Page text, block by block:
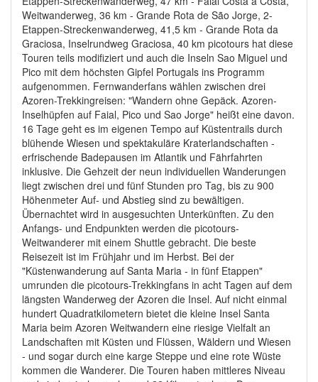
Weitwanderweg, 36 km - Grande Rota de São Jorge, 2-
Etappen-Streckenwanderweg, 41,5 km - Grande Rota da
Graciosa, Inselrundweg Graciosa, 40 km picotours hat diese
Touren teils modifiziert und auch die Inseln Sao Miguel und
Pico mit dem höchsten Gipfel Portugals ins Programm
aufgenommen. Fernwanderfans wählen zwischen drei
Azoren-Trekkingreisen: "Wandern ohne Gepäck. Azoren-
Inselhüpfen auf Faial, Pico und Sao Jorge" heißt eine davon.
16 Tage geht es im eigenen Tempo auf Küstentrails durch
blühende Wiesen und spektakuläre Kraterlandschaften -
erfrischende Badepausen im Atlantik und Fährfahrten
inklusive. Die Gehzeit der neun individuellen Wanderungen
liegt zwischen drei und fünf Stunden pro Tag, bis zu 900
Höhenmeter Auf- und Abstieg sind zu bewältigen.
Übernachtet wird in ausgesuchten Unterkünften. Zu den
Anfangs- und Endpunkten werden die picotours-
Weitwanderer mit einem Shuttle gebracht. Die beste
Reisezeit ist im Frühjahr und im Herbst. Bei der
"Küstenwanderung auf Santa Maria - in fünf Etappen"
umrunden die picotours-Trekkingfans in acht Tagen auf dem
längsten Wanderweg der Azoren die Insel. Auf nicht einmal
hundert Quadratkilometern bietet die kleine Insel Santa
Maria beim Azoren Weitwandern eine riesige Vielfalt an
Landschaften mit Küsten und Flüssen, Wäldern und Wiesen
- und sogar durch eine karge Steppe und eine rote Wüste
kommen die Wanderer. Die Touren haben mittleres Niveau